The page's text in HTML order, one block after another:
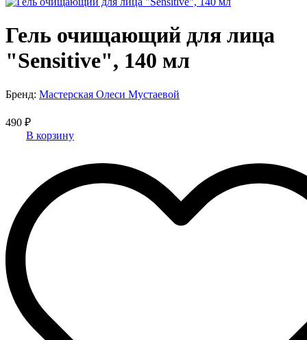
Гель очищающий для лица
"Sensitive", 140 мл
Бренд: Мастерская Олеси Мустаевой
490 ₽
В корзину